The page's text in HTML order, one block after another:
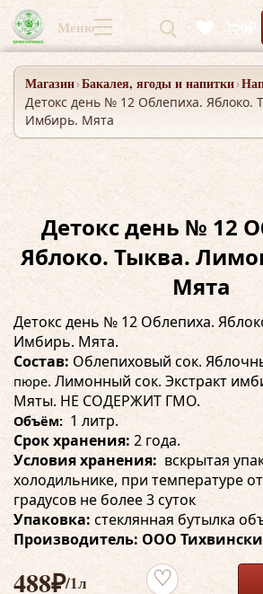
Меню 0₽
Магазин›Бакалея, ягоды и напитки›
Детокс день № 12 Облепиха. Яблоко.
Имбирь. Мята
Детокс день № 12
Яблоко. Тыква.
Мята
Детокс день № 12 Облепиха.
Имбирь. Мята.
Состав: Облепиховый сок.
пюре. Лимонный сок. Экстракт
Мяты. НЕ СОДЕРЖИТ ГМО.
Объём: 1 литр.
Срок хранения: 2 года.
Условия хранения: вскрытая
холодильнике, при температуре
градусов не более 3 суток
Упаковка: стеклянная бутылка
Производитель: ООО
488₽/1л Добавить в